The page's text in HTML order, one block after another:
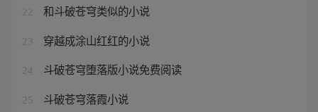
22 和斗破苍穹类似的小说
23 穿越成涂山红红的小说
24 斗破苍穹堕落版小说免费阅读
25 斗破苍穹落霞小说